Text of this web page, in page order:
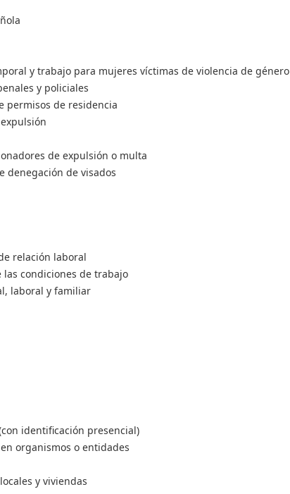
y trabajo para mujeres víctimas de violencia de género
y policiales
permisos de residencia
de expulsión o multa
denegación de visados
relación laboral
las condiciones de trabajo
laboral y familiar
identificación presencial)
organismos o entidades
y viviendas